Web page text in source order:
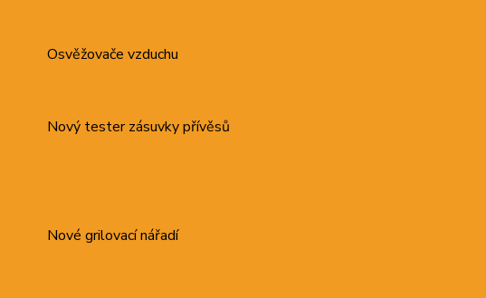
Osvěžovače vzduchu
Nový tester zásuvky přívěsů
Nové grilovací nářadí